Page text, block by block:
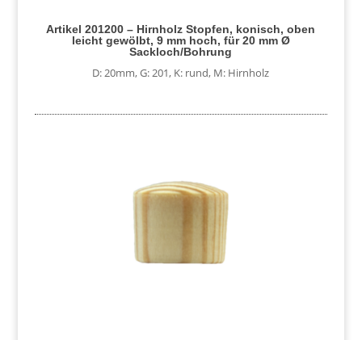
Artikel 201200 – Hirnholz Stopfen, konisch, oben
leicht gewölbt, 9 mm hoch, für 20 mm Ø
Sackloch/Bohrung
D: 20mm,G: 201, K: rund, M: Hirnholz